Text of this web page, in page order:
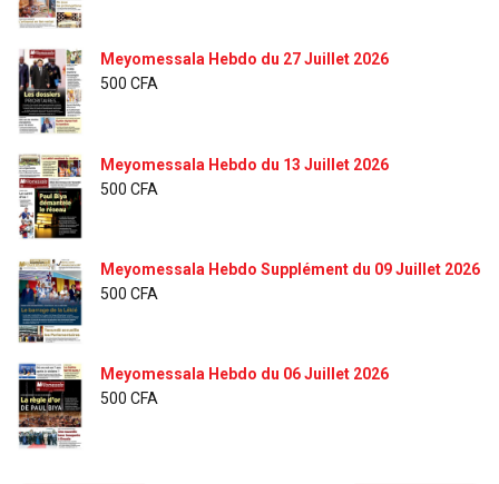
Meyomessala Hebdo du 27 Juillet 2026
500 CFA
Meyomessala Hebdo du 13 Juillet 2026
500 CFA
Meyomessala Hebdo Supplément du 09 Juillet 2026
500 CFA
Meyomessala Hebdo du 06 Juillet 2026
500 CFA